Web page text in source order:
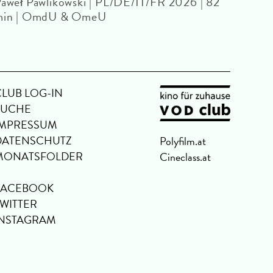
| OmdU & OmeU
LOG-IN
Polyfilm.at
Cineclass.at